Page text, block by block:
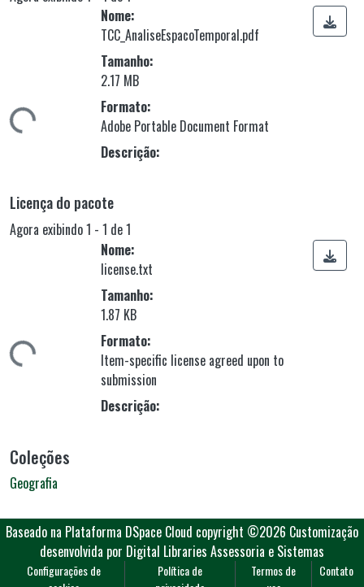
Nome:
TCC_AnaliseEspacoTemporal.pdf
Tamanho:
2.17 MB
Formato:
Adobe Portable Document Format
Descrição:
Licença do pacote
Agora exibindo1 - 1 de 1
Nome:
license.txt
Tamanho:
1.87 KB
Formato:
Item-specific license agreed upon to
submission
Descrição:
Coleções
Geografia
Baseado na Plataforma DSpace Cloud copyright ©2026 Customização
desenvolvida por Digital Libraries Assessoria e Sistemas
Configurações de
Política de
Termos de
Contato